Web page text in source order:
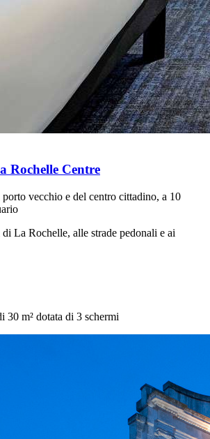
Rochelle Centre
vecchio e del centro cittadino, a 10
La Rochelle, alle strade pedonali e ai
30 m² dotata di 3 schermi